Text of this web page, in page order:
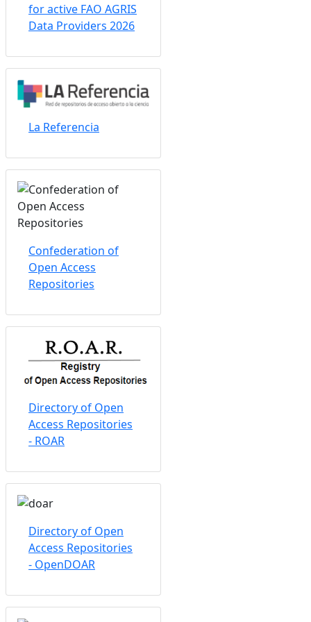
for active FAO AGRIS
Data Providers 2026
La Referencia
Confederation of
Open Access
Repositories
Directory of Open
Access Repositories
- ROAR
Directory of Open
Access Repositories
- OpenDOAR